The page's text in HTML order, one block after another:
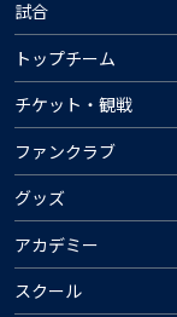
試合
トップチーム
チケット・観戦
ファンクラブ
グッズ
アカデミー
スクール